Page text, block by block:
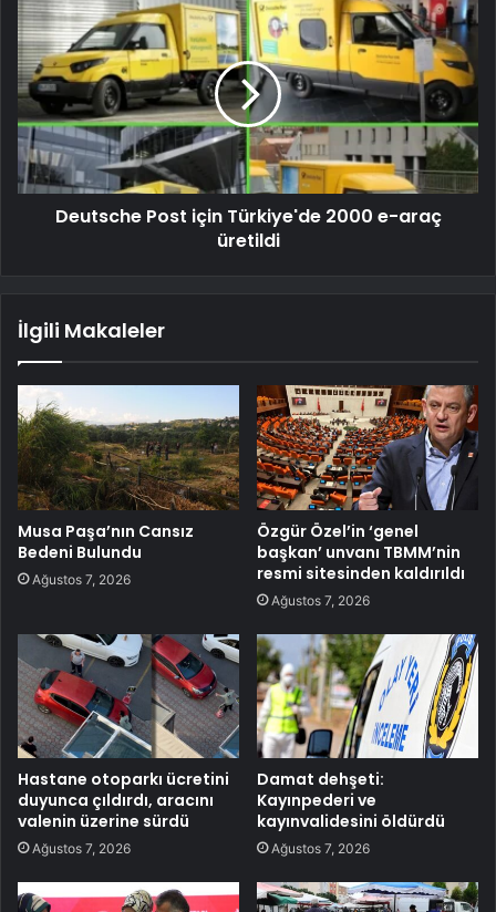
Deutsche Post için Türkiye'de 2000 e-araç
üretildi
İlgili Makaleler
Musa Paşa’nın Cansız
Bedeni Bulundu
Ağustos 7, 2026
Özgür Özel’in ‘genel
başkan’ unvanı TBMM’nin
resmi sitesinden kaldırıldı
Ağustos 7, 2026
Hastane otoparkı ücretini
duyunca çıldırdı, aracını
valenin üzerine sürdü
Ağustos 7, 2026
Damat dehşeti:
Kayınpederi ve
kayınvalidesini öldürdü
Ağustos 7, 2026